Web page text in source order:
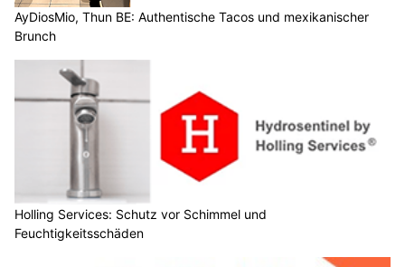
AyDiosMio, Thun BE: Authentische Tacos und mexikanischer
Brunch
Holling Services: Schutz vor Schimmel und
Feuchtigkeitsschäden